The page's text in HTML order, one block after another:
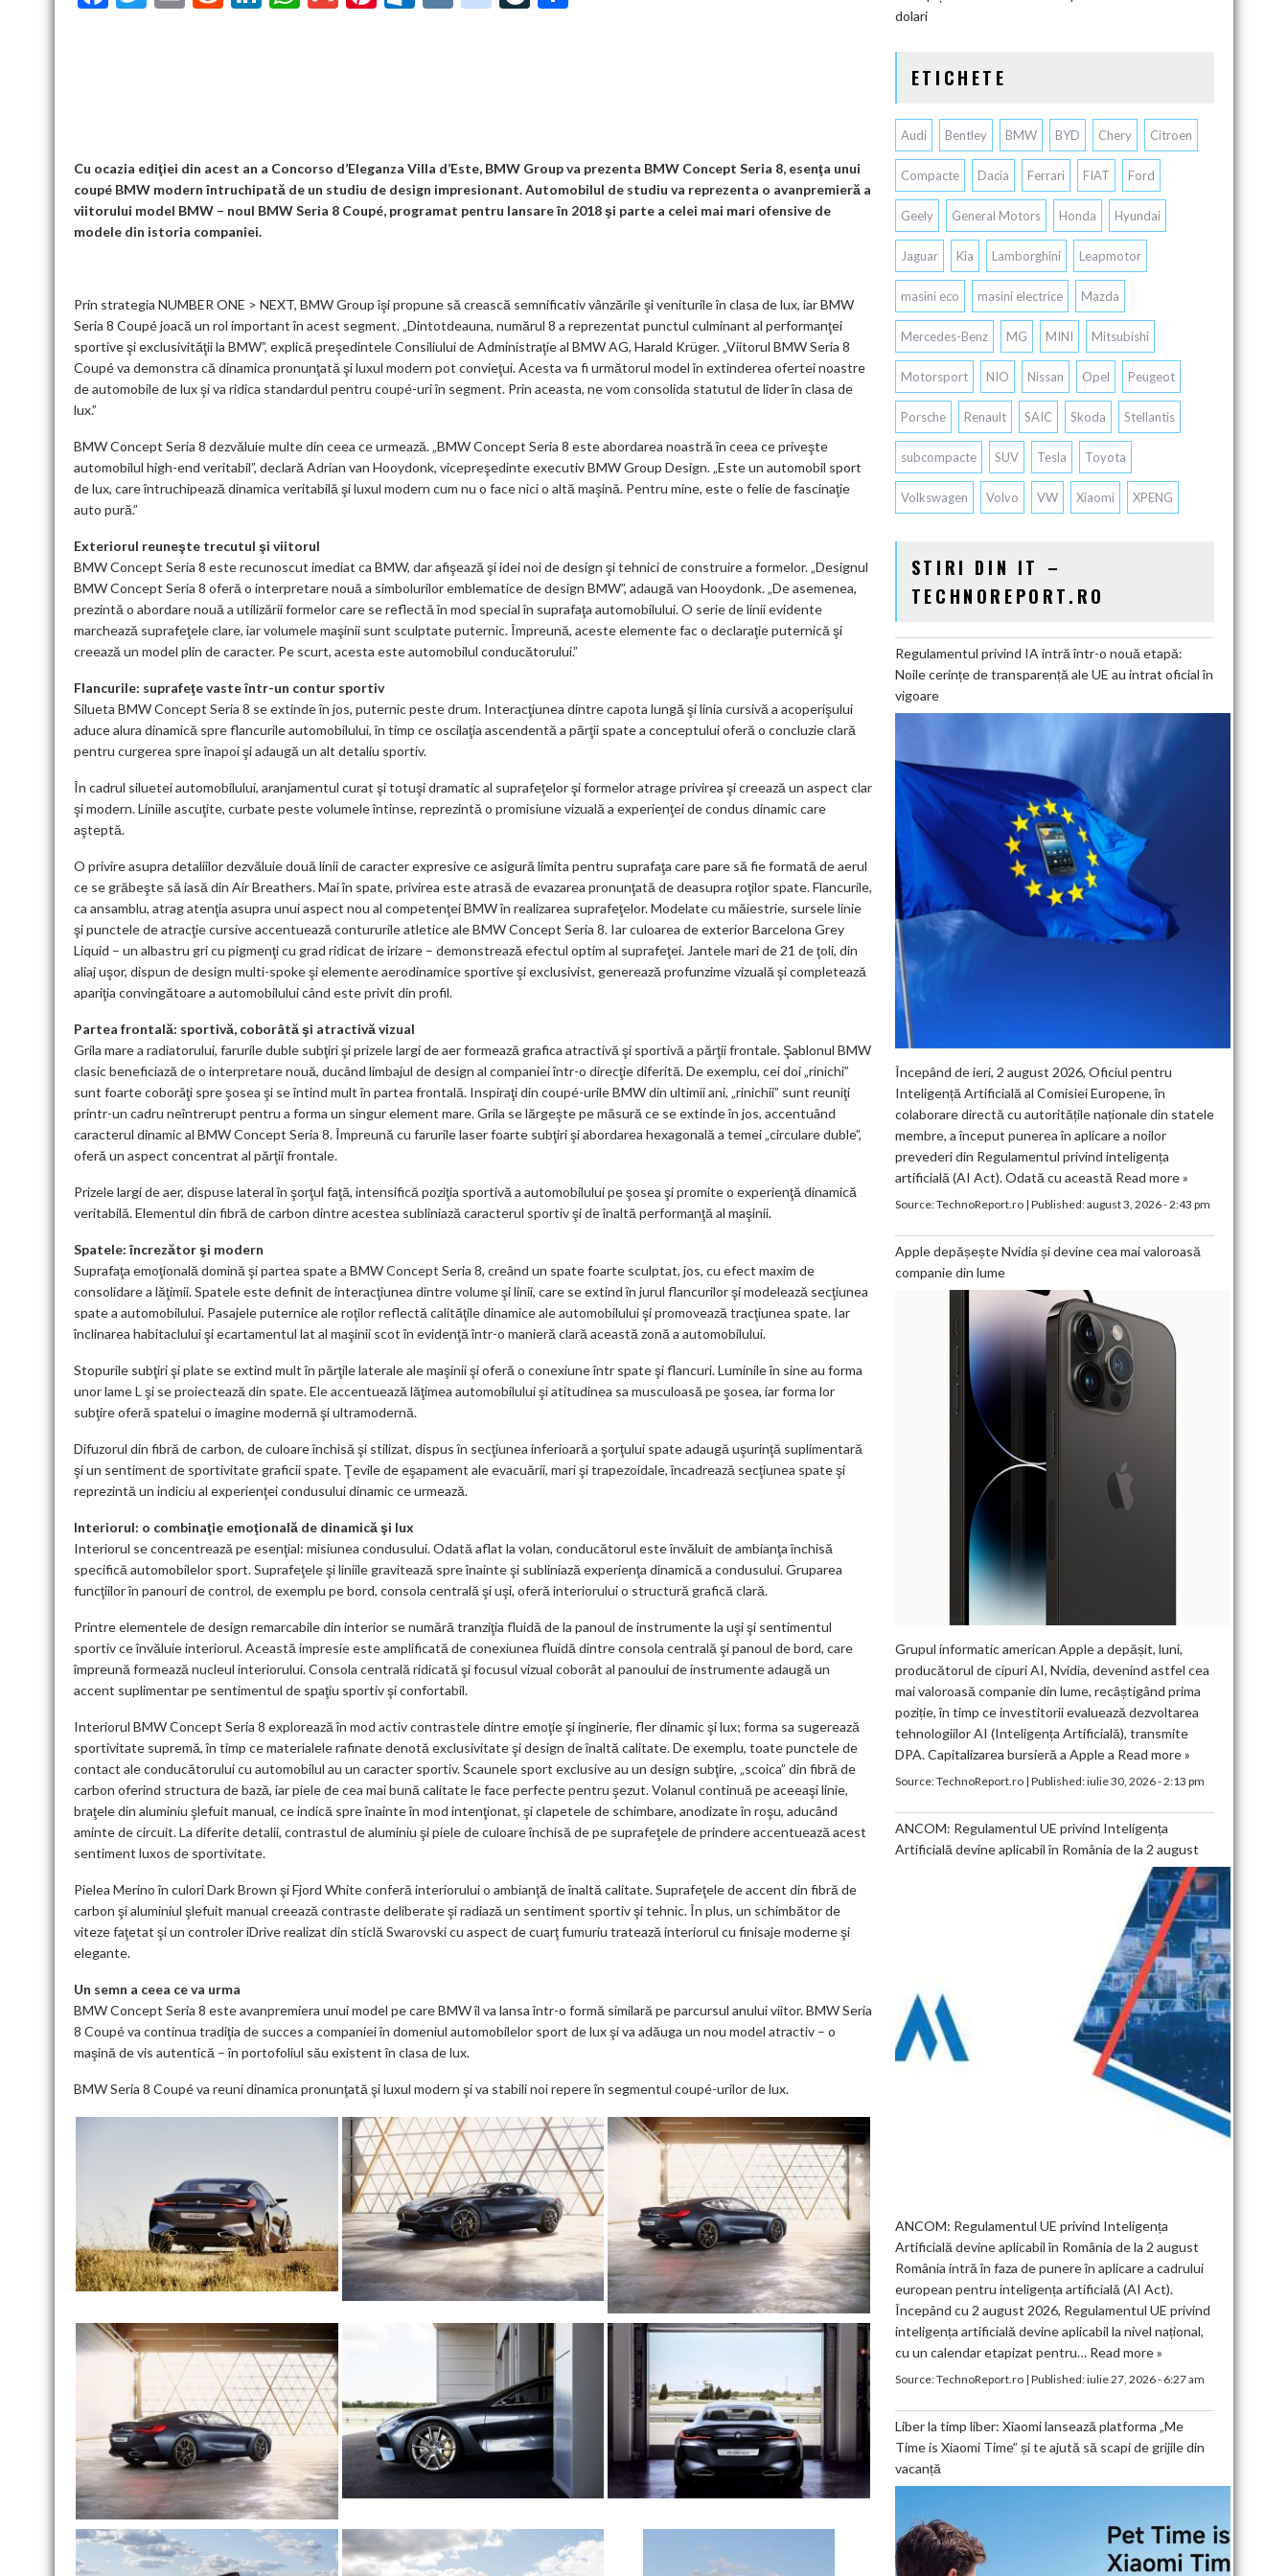
k
p
m
o
o
ar
ks
Cu ocazia ediţiei din acest an a Concorso d’Eleganza Villa d’Este, BMW Group va prezenta BMW Concept Seria 8, esenţa unui
coupé BMW modern întruchipată de un studiu de design impresionant. Automobilul de studiu va reprezenta o avanpremieră a
viitorului model BMW – noul BMW Seria 8 Coupé, programat pentru lansare în 2018 şi parte a celei mai mari ofensive de
modele din istoria companiei.
Prin strategia NUMBER ONE > NEXT, BMW Group îşi propune să crească semnificativ vânzările şi veniturile în clasa de lux, iar BMW
Seria 8 Coupé joacă un rol important în acest segment. „Dintotdeauna, numărul 8 a reprezentat punctul culminant al performanţei
sportive şi exclusivităţii la BMW”, explică preşedintele Consiliului de Administraţie al BMW AG, Harald Krüger. „Viitorul BMW Seria 8
Coupé va demonstra că dinamica pronunţată şi luxul modern pot convieţui. Acesta va fi următorul model în extinderea ofertei noastre
de automobile de lux şi va ridica standardul pentru coupé-uri în segment. Prin aceasta, ne vom consolida statutul de lider în clasa de
lux.”
BMW Concept Seria 8 dezvăluie multe din ceea ce urmează. „BMW Concept Seria 8 este abordarea noastră în ceea ce priveşte
automobilul high-end veritabil”, declară Adrian van Hooydonk, vicepreşedinte executiv BMW Group Design. „Este un automobil sport
de lux, care întruchipează dinamica veritabilă şi luxul modern cum nu o face nici o altă maşină. Pentru mine, este o felie de fascinaţie
auto pură.”
Exteriorul reuneşte trecutul şi viitorul
BMW Concept Seria 8 este recunoscut imediat ca BMW, dar afişează şi idei noi de design şi tehnici de construire a formelor. „Designul
BMW Concept Seria 8 oferă o interpretare nouă a simbolurilor emblematice de design BMW”, adaugă van Hooydonk. „De asemenea,
prezintă o abordare nouă a utilizării formelor care se reflectă în mod special în suprafaţa automobilului. O serie de linii evidente
marchează suprafeţele clare, iar volumele maşinii sunt sculptate puternic. Împreună, aceste elemente fac o declaraţie puternică şi
creează un model plin de caracter. Pe scurt, acesta este automobilul conducătorului.”
Flancurile: suprafeţe vaste într-un contur sportiv
Silueta BMW Concept Seria 8 se extinde în jos, puternic peste drum. Interacţiunea dintre capota lungă şi linia cursivă a acoperişului
aduce alura dinamică spre flancurile automobilului, în timp ce oscilaţia ascendentă a părţii spate a conceptului oferă o concluzie clară
pentru curgerea spre înapoi şi adaugă un alt detaliu sportiv.
În cadrul siluetei automobilului, aranjamentul curat şi totuşi dramatic al suprafeţelor şi formelor atrage privirea şi creează un aspect clar
şi modern. Liniile ascuţite, curbate peste volumele întinse, reprezintă o promisiune vizuală a experienţei de condus dinamic care
aşteptă.
O privire asupra detaliilor dezvăluie două linii de caracter expresive ce asigură limita pentru suprafaţa care pare să fie formată de aerul
ce se grăbeşte să iasă din Air Breathers. Mai în spate, privirea este atrasă de evazarea pronunţată de deasupra roţilor spate. Flancurile,
ca ansamblu, atrag atenţia asupra unui aspect nou al competenţei BMW în realizarea suprafeţelor. Modelate cu măiestrie, sursele linie
şi punctele de atracţie cursive accentuează contururile atletice ale BMW Concept Seria 8. Iar culoarea de exterior Barcelona Grey
Liquid – un albastru gri cu pigmenţi cu grad ridicat de irizare – demonstrează efectul optim al suprafeţei. Jantele mari de 21 de ţoli, din
aliaj uşor, dispun de design multi-spoke şi elemente aerodinamice sportive şi exclusivist, generează profunzime vizuală şi completează
apariţia convingătoare a automobilului când este privit din profil.
Partea frontală: sportivă, coborâtă şi atractivă vizual
Grila mare a radiatorului, farurile duble subţiri şi prizele largi de aer formează grafica atractivă şi sportivă a părţii frontale. Şablonul BMW
clasic beneficiază de o interpretare nouă, ducând limbajul de design al companiei într-o direcţie diferită. De exemplu, cei doi „rinichi”
sunt foarte coborâţi spre şosea şi se întind mult în partea frontală. Inspiraţi din coupé-urile BMW din ultimii ani, „rinichii” sunt reuniţi
printr-un cadru neîntrerupt pentru a forma un singur element mare. Grila se lărgeşte pe măsură ce se extinde în jos, accentuând
caracterul dinamic al BMW Concept Seria 8. Împreună cu farurile laser foarte subţiri şi abordarea hexagonală a temei „circulare duble”,
oferă un aspect concentrat al părţii frontale.
Prizele largi de aer, dispuse lateral în şorţul faţă, intensifică poziţia sportivă a automobilului pe şosea şi promite o experienţă dinamică
veritabilă. Elementul din fibră de carbon dintre acestea subliniază caracterul sportiv şi de înaltă performanţă al maşinii.
Spatele: încrezător şi modern
Suprafaţa emoţională domină şi partea spate a BMW Concept Seria 8, creând un spate foarte sculptat, jos, cu efect maxim de
consolidare a lăţimii. Spatele este definit de interacţiunea dintre volume şi linii, care se extind în jurul flancurilor şi modelează secţiunea
spate a automobilului. Pasajele puternice ale roţilor reflectă calităţile dinamice ale automobilului şi promovează tracţiunea spate. Iar
înclinarea habitaclului şi ecartamentul lat al maşinii scot în evidenţă într-o manieră clară această zonă a automobilului.
Stopurile subţiri şi plate se extind mult în părţile laterale ale maşinii şi oferă o conexiune într spate şi flancuri. Luminile în sine au forma
unor lame L şi se proiectează din spate. Ele accentuează lăţimea automobilului şi atitudinea sa musculoasă pe şosea, iar forma lor
subţire oferă spatelui o imagine modernă şi ultramodernă.
Difuzorul din fibră de carbon, de culoare închisă şi stilizat, dispus în secţiunea inferioară a şorţului spate adaugă uşurinţă suplimentară
şi un sentiment de sportivitate graficii spate. Ţevile de eşapament ale evacuării, mari şi trapezoidale, încadrează secţiunea spate şi
reprezintă un indiciu al experienţei condusului dinamic ce urmează.
Interiorul: o combinaţie emoţională de dinamică şi lux
Interiorul se concentrează pe esenţial: misiunea condusului. Odată aflat la volan, conducătorul este învăluit de ambianţa închisă
specifică automobilelor sport. Suprafeţele şi liniile gravitează spre înainte şi subliniază experienţa dinamică a condusului. Gruparea
funcţiilor în panouri de control, de exemplu pe bord, consola centrală şi uşi, oferă interiorului o structură grafică clară.
Printre elementele de design remarcabile din interior se numără tranziţia fluidă de la panoul de instrumente la uşi şi sentimentul
sportiv ce învăluie interiorul. Această impresie este amplificată de conexiunea fluidă dintre consola centrală şi panoul de bord, care
împreună formează nucleul interiorului. Consola centrală ridicată şi focusul vizual coborât al panoului de instrumente adaugă un
accent suplimentar pe sentimentul de spaţiu sportiv şi confortabil.
Interiorul BMW Concept Seria 8 explorează în mod activ contrastele dintre emoţie şi inginerie, fler dinamic şi lux; forma sa sugerează
sportivitate supremă, în timp ce materialele rafinate denotă exclusivitate şi design de înaltă calitate. De exemplu, toate punctele de
contact ale conducătorului cu automobilul au un caracter sportiv. Scaunele sport exclusive au un design subţire, „scoica” din fibră de
carbon oferind structura de bază, iar piele de cea mai bună calitate le face perfecte pentru şezut. Volanul continuă pe aceeaşi linie,
braţele din aluminiu şlefuit manual, ce indică spre înainte în mod intenţionat, şi clapetele de schimbare, anodizate în roşu, aducând
aminte de circuit. La diferite detalii, contrastul de aluminiu şi piele de culoare închisă de pe suprafeţele de prindere accentuează acest
sentiment luxos de sportivitate.
Pielea Merino în culori Dark Brown şi Fjord White conferă interiorului o ambianţă de înaltă calitate. Suprafeţele de accent din fibră de
carbon şi aluminiul şlefuit manual creează contraste deliberate şi radiază un sentiment sportiv şi tehnic. În plus, un schimbător de
viteze faţetat şi un controler iDrive realizat din sticlă Swarovski cu aspect de cuarţ fumuriu tratează interiorul cu finisaje moderne şi
elegante.
Un semn a ceea ce va urma
BMW Concept Seria 8 este avanpremiera unui model pe care BMW îl va lansa într-o formă similară pe parcursul anului viitor. BMW Seria
8 Coupé va continua tradiţia de succes a companiei în domeniul automobilelor sport de lux şi va adăuga un nou model atractiv – o
maşină de vis autentică – în portofoliul său existent în clasa de lux.
BMW Seria 8 Coupé va reuni dinamica pronunţată şi luxul modern şi va stabili noi repere în segmentul coupé-urilor de lux.
dolari
ETICHETE
Audi Bentley BMW BYD Chery Citroen
Compacte Dacia Ferrari FIAT Ford
Geely General Motors Honda Hyundai
Jaguar Kia Lamborghini Leapmotor
masini eco masini electrice Mazda
Mercedes-Benz MG MINI Mitsubishi
Motorsport NIO Nissan Opel Peugeot
Porsche Renault SAIC Skoda Stellantis
subcompacte SUV Tesla Toyota
Volkswagen Volvo VW Xiaomi XPENG
STIRI DIN IT –
TECHNOREPORT.RO
Regulamentul privind IA intră într-o nouă etapă:
Noile cerințe de transparență ale UE au intrat oficial în
vigoare
Începând de ieri, 2 august 2026, Oficiul pentru
Inteligență Artificială al Comisiei Europene, în
colaborare directă cu autoritățile naționale din statele
membre, a început punerea în aplicare a noilor
prevederi din Regulamentul privind inteligența
artificială (AI Act). Odată cu această Read more »
Source:TechnoReport.ro| Published:august 3, 2026 - 2:43 pm
Apple depășește Nvidia și devine cea mai valoroasă
companie din lume
Grupul informatic american Apple a depășit, luni,
producătorul de cipuri AI, Nvidia, devenind astfel cea
mai valoroasă companie din lume, recâștigând prima
poziție, în timp ce investitorii evaluează dezvoltarea
tehnologiilor AI (Inteligența Artificială), transmite
DPA. Capitalizarea bursieră a Apple a Read more »
Source:TechnoReport.ro| Published:iulie 30, 2026 - 2:13 pm
ANCOM: Regulamentul UE privind Inteligența
Artificială devine aplicabil în România de la 2 august
ANCOM: Regulamentul UE privind Inteligența
Artificială devine aplicabil în România de la 2 august
România intră în faza de punere în aplicare a cadrului
european pentru inteligența artificială (AI Act).
Începând cu 2 august 2026, Regulamentul UE privind
inteligența artificială devine aplicabil la nivel național,
cu un calendar etapizat pentru… Read more »
Source:TechnoReport.ro| Published:iulie 27, 2026 - 6:27 am
Liber la timp liber: Xiaomi lansează platforma „Me
Time is Xiaomi Time” și te ajută să scapi de grijile din
vacanță